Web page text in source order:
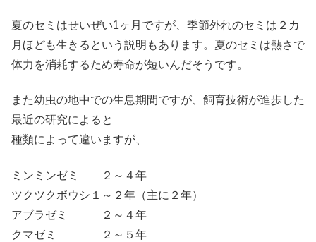
夏のセミはせいぜい1ヶ月ですが、季節外れのセミは２カ
月ほども生きるという説明もあります。夏のセミは熱さで
体力を消耗するため寿命が短いんだそうです。
また幼虫の地中での生息期間ですが、飼育技術が進歩した
最近の研究によると
種類によって違いますが、
ミンミンゼミ ２～４年
ツクツクボウシ１～２年（主に２年）
アブラゼミ ２～４年
クマゼミ ２～５年